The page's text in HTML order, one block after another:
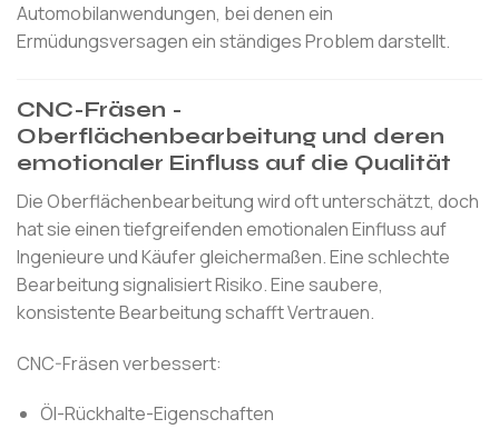
Automobilanwendungen, bei denen ein
Ermüdungsversagen ein ständiges Problem darstellt.
CNC-Fräsen -
Oberflächenbearbeitung und deren
emotionaler Einfluss auf die Qualität
Die Oberflächenbearbeitung wird oft unterschätzt, doch
hat sie einen tiefgreifenden emotionalen Einfluss auf
Ingenieure und Käufer gleichermaßen. Eine schlechte
Bearbeitung signalisiert Risiko. Eine saubere,
konsistente Bearbeitung schafft Vertrauen.
CNC-Fräsen verbessert:
Öl-Rückhalte-Eigenschaften